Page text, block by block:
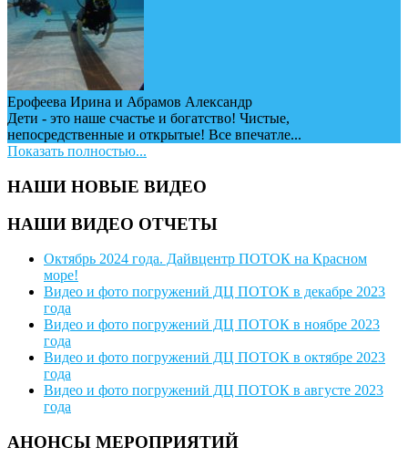
Ерофеева Ирина и Абрамов Александр
Дети - это наше счастье и богатство! Чистые,
непосредственные и открытые! Все впечатле...
Показать полностью...
НАШИ НОВЫЕ ВИДЕО
НАШИ ВИДЕО ОТЧЕТЫ
Октябрь 2024 года. Дайвцентр ПОТОК на Красном
море!
Видео и фото погружений ДЦ ПОТОК в декабре 2023
года
Видео и фото погружений ДЦ ПОТОК в ноябре 2023
года
Видео и фото погружений ДЦ ПОТОК в октябре 2023
года
Видео и фото погружений ДЦ ПОТОК в августе 2023
года
АНОНСЫ МЕРОПРИЯТИЙ